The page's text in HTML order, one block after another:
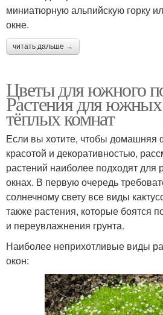
миниатюрную альпийскую горку
окне.
читать дальше →
Цветы для южного
Растения для
тёплых комнат
Если вы хотите, чтобы домашняя
красотой и декоративностью,
растений наиболее подходят
окнах. В первую очередь
солнечному свету все виды
также растения, которые боятся
и переувлажнения грунта.
Наиболее неприхотливые виды
окон: